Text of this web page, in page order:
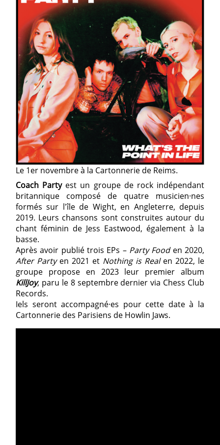
Le 1er novembre à la Cartonnerie de Reims.
Coach Partyest un groupe de rock indépendant
britannique composé de quatre musicien·nes
formés sur l'île de Wight, en Angleterre, depuis
2019. Leurs chansons sont construites autour du
chant féminin de Jess Eastwood, également à la
basse.
Après avoir publié trois EPs – Party Fooden 2020,
After Partyen 2021 et Nothing is Realen 2022, le
groupe propose en 2023 leur premier album
KillJoy, paru le 8 septembre dernier via Chess Club
Records.
Iels seront accompagné·es pour cette date à la
Cartonnerie des Parisiens de Howlin Jaws.